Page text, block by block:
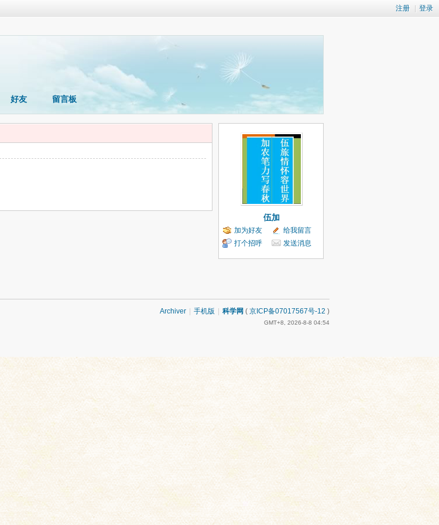
注册 登录
好友 留言板
伍加
加为好友
给我留言
打个招呼
发送消息
Archiver 手机版 科学网 ( 京ICP备07017567号-12 )
GMT+8, 2026-8-8 04:54